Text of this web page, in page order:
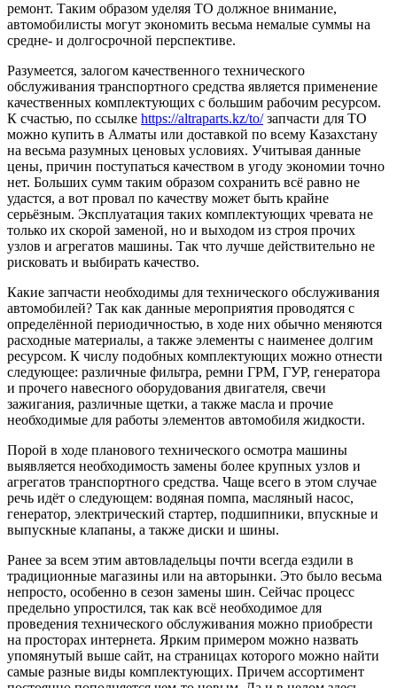
ремонт. Таким образом уделяя ТО должное внимание,
автомобилисты могут экономить весьма немалые суммы на
средне- и долгосрочной перспективе.
Разумеется, залогом качественного технического
обслуживания транспортного средства является применение
качественных комплектующих с большим рабочим ресурсом.
К счастью, по ссылке https://altraparts.kz/to/запчасти для ТО
можно купить в Алматы или доставкой по всему Казахстану
на весьма разумных ценовых условиях. Учитывая данные
цены, причин поступаться качеством в угоду экономии точно
нет. Больших сумм таким образом сохранить всё равно не
удастся, а вот провал по качеству может быть крайне
серьёзным. Эксплуатация таких комплектующих чревата не
только их скорой заменой, но и выходом из строя прочих
узлов и агрегатов машины. Так что лучше действительно не
рисковать и выбирать качество.
Какие запчасти необходимы для технического обслуживания
автомобилей? Так как данные мероприятия проводятся с
определённой периодичностью, в ходе них обычно меняются
расходные материалы, а также элементы с наименее долгим
ресурсом. К числу подобных комплектующих можно отнести
следующее: различные фильтра, ремни ГРМ, ГУР, генератора
и прочего навесного оборудования двигателя, свечи
зажигания, различные щетки, а также масла и прочие
необходимые для работы элементов автомобиля жидкости.
Порой в ходе планового технического осмотра машины
выявляется необходимость замены более крупных узлов и
агрегатов транспортного средства. Чаще всего в этом случае
речь идёт о следующем: водяная помпа, масляный насос,
генератор, электрический стартер, подшипники, впускные и
выпускные клапаны, а также диски и шины.
Ранее за всем этим автовладельцы почти всегда ездили в
традиционные магазины или на авторынки. Это было весьма
непросто, особенно в сезон замены шин. Сейчас процесс
предельно упростился, так как всё необходимое для
проведения технического обслуживания можно приобрести
на просторах интернета. Ярким примером можно назвать
упомянутый выше сайт, на страницах которого можно найти
самые разные виды комплектующих. Причем ассортимент